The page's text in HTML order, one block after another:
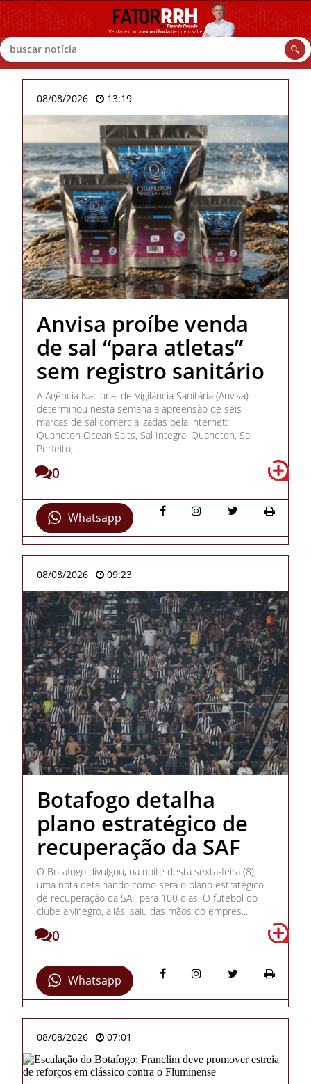
Buscar
08/08/2026 13:19
Anvisa proíbe venda
de sal “para atletas”
sem registro sanitário
A Agência Nacional de Vigilância Sanitária (Anvisa)
determinou nesta semana a apreensão de seis
marcas de sal comercializadas pela internet:
Quanqton Ocean Salts, Sal Integral Quanqton, Sal
Perfeito, ...
0
Whatsapp
08/08/2026 09:23
Botafogo detalha
plano estratégico de
recuperação da SAF
O Botafogo divulgou, na noite desta sexta-feira (8),
uma nota detalhando como será o plano estratégico
de recuperação da SAF para 100 dias. O futebol do
clube alvinegro, aliás, saiu das mãos do empres...
0
Whatsapp
08/08/2026 07:01